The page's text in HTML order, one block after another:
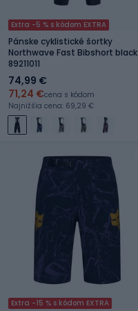
Extra -5 % s kódom EXTRA
Pánske cyklistické šortky
Northwave Fast Bibshort black
89211011
74,99 €
71,24 €cena s kódom
Najnižšia cena: 69,29 €
Extra -15 % s kódom EXTRA